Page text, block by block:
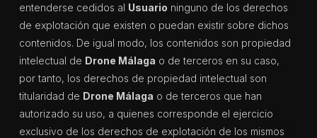
entenderse cedidos al Usuario ninguno de los derechos
de explotación que existen o puedan existir sobre dichos
contenidos. De igual modo, los contenidos son propiedad
intelectual de Drone Málaga o de terceros en su caso,
por tanto, los derechos de propiedad intelectual son
titularidad de Drone Málaga o de terceros que han
autorizado su uso, a quienes corresponde el ejercicio
exclusivo de los derechos de explotación de los mismos